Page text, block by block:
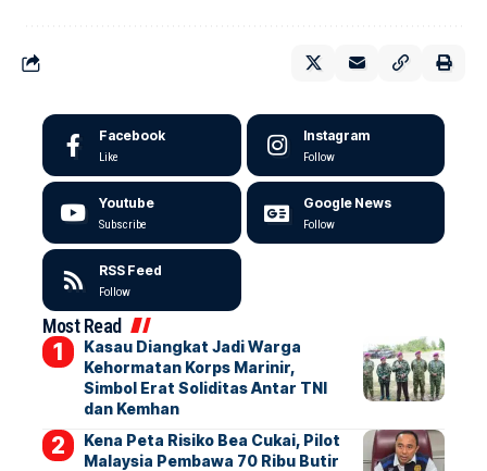
Facebook
Like
Instagram
Follow
Youtube
Subscribe
Google News
Follow
RSS Feed
Follow
Most Read
Kasau Diangkat Jadi Warga
Kehormatan Korps Marinir,
Simbol Erat Soliditas Antar TNI
dan Kemhan
Kena Peta Risiko Bea Cukai, Pilot
Malaysia Pembawa 70 Ribu Butir